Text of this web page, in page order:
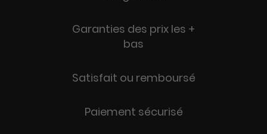
Garanties des prix les +
bas
Satisfait ou remboursé
Paiement sécurisé